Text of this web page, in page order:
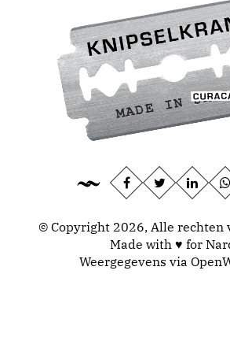
© Copyright 2026, Alle rechten
Made with ♥ for
Weergegevens via